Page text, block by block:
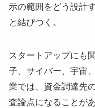
示の範囲をどう設計
と結びつく。
スタートアップにも
子、サイバー、宇宙
業では、資金調達先
査論点になることが